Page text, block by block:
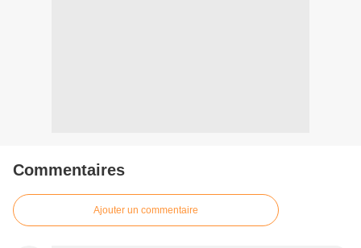
Commentaires
Ajouter un commentaire